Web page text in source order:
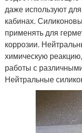
даже используют
кабинах.
применять для
коррозии.
химическую
работы с
Нейтральные